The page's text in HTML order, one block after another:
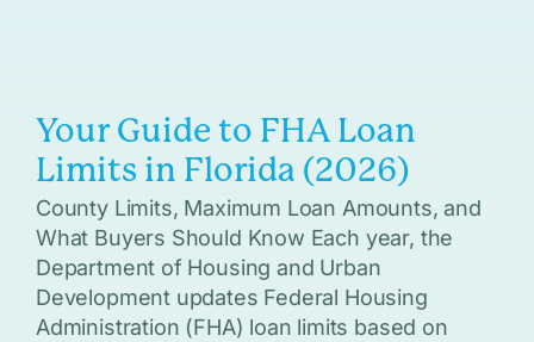
Your Guide to FHA Loan
Limits in Florida (2026)
County Limits, Maximum Loan Amounts, and
What Buyers Should Know Each year, the
Department of Housing and Urban
Development updates Federal Housing
Administration (FHA) loan limits based on